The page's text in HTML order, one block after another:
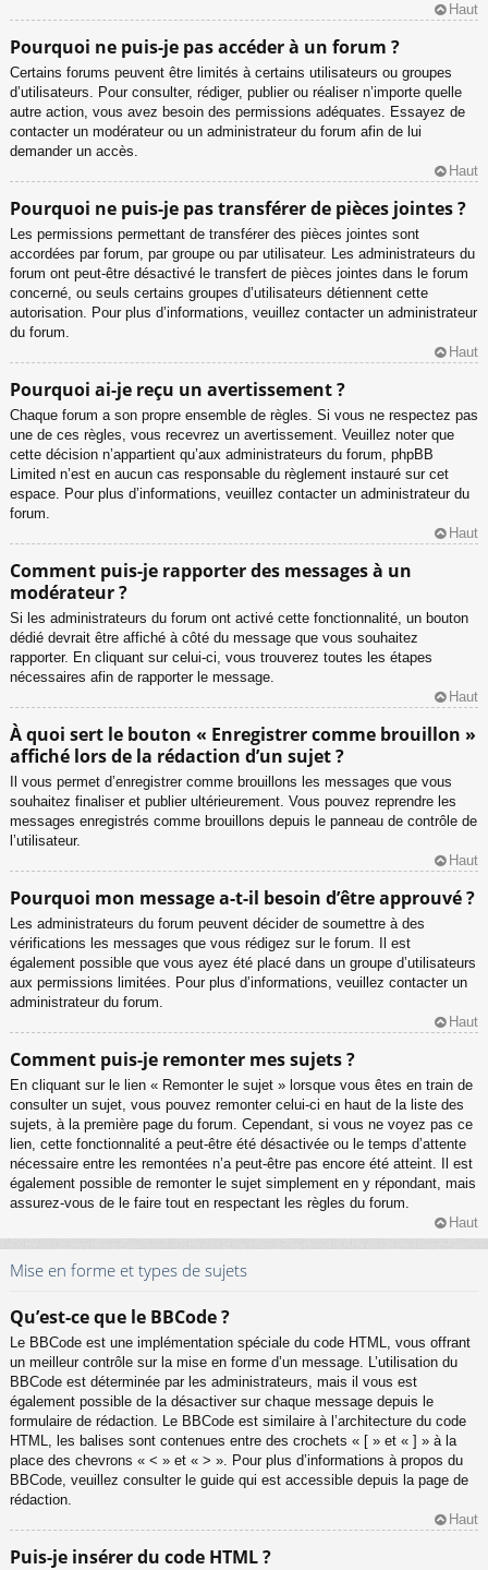
Haut
Pourquoi ne puis-je pas accéder à un forum ?
Certains forums peuvent être limités à certains utilisateurs ou groupes
d’utilisateurs. Pour consulter, rédiger, publier ou réaliser n’importe quelle
autre action, vous avez besoin des permissions adéquates. Essayez de
contacter un modérateur ou un administrateur du forum afin de lui
demander un accès.
Haut
Pourquoi ne puis-je pas transférer de pièces jointes ?
Les permissions permettant de transférer des pièces jointes sont
accordées par forum, par groupe ou par utilisateur. Les administrateurs du
forum ont peut-être désactivé le transfert de pièces jointes dans le forum
concerné, ou seuls certains groupes d’utilisateurs détiennent cette
autorisation. Pour plus d’informations, veuillez contacter un administrateur
du forum.
Haut
Pourquoi ai-je reçu un avertissement ?
Chaque forum a son propre ensemble de règles. Si vous ne respectez pas
une de ces règles, vous recevrez un avertissement. Veuillez noter que
cette décision n’appartient qu’aux administrateurs du forum, phpBB
Limited n’est en aucun cas responsable du règlement instauré sur cet
espace. Pour plus d’informations, veuillez contacter un administrateur du
forum.
Haut
Comment puis-je rapporter des messages à un
modérateur ?
Si les administrateurs du forum ont activé cette fonctionnalité, un bouton
dédié devrait être affiché à côté du message que vous souhaitez
rapporter. En cliquant sur celui-ci, vous trouverez toutes les étapes
nécessaires afin de rapporter le message.
Haut
À quoi sert le bouton « Enregistrer comme brouillon »
affiché lors de la rédaction d’un sujet ?
Il vous permet d’enregistrer comme brouillons les messages que vous
souhaitez finaliser et publier ultérieurement. Vous pouvez reprendre les
messages enregistrés comme brouillons depuis le panneau de contrôle de
l’utilisateur.
Haut
Pourquoi mon message a-t-il besoin d’être approuvé ?
Les administrateurs du forum peuvent décider de soumettre à des
vérifications les messages que vous rédigez sur le forum. Il est
également possible que vous ayez été placé dans un groupe d’utilisateurs
aux permissions limitées. Pour plus d’informations, veuillez contacter un
administrateur du forum.
Haut
Comment puis-je remonter mes sujets ?
En cliquant sur le lien « Remonter le sujet » lorsque vous êtes en train de
consulter un sujet, vous pouvez remonter celui-ci en haut de la liste des
sujets, à la première page du forum. Cependant, si vous ne voyez pas ce
lien, cette fonctionnalité a peut-être été désactivée ou le temps d’attente
nécessaire entre les remontées n’a peut-être pas encore été atteint. Il est
également possible de remonter le sujet simplement en y répondant, mais
assurez-vous de le faire tout en respectant les règles du forum.
Haut
Mise en forme et types de sujets
Qu’est-ce que le BBCode ?
Le BBCode est une implémentation spéciale du code HTML, vous offrant
un meilleur contrôle sur la mise en forme d’un message. L’utilisation du
BBCode est déterminée par les administrateurs, mais il vous est
également possible de la désactiver sur chaque message depuis le
formulaire de rédaction. Le BBCode est similaire à l’architecture du code
HTML, les balises sont contenues entre des crochets « [ » et « ] » à la
place des chevrons « < » et « > ». Pour plus d’informations à propos du
BBCode, veuillez consulter le guide qui est accessible depuis la page de
rédaction.
Haut
Puis-je insérer du code HTML ?